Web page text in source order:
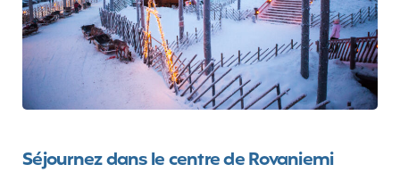
Séjournez dans le centre de Rovaniemi